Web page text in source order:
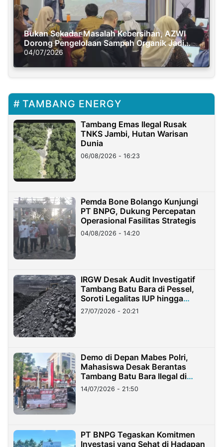
Bukan Sekadar Masalah Kebersihan, AZWI
Dorong Pengelolaan Sampah Organik Jadi
Solusi Krisis Iklim
04/07/2026
TAMBANG ENERGY
Tambang Emas Ilegal Rusak
TNKS Jambi, Hutan Warisan
Dunia
06/08/2026 - 16:23
Pemda Bone Bolango Kunjungi
PT BNPG, Dukung Percepatan
Operasional Fasilitas Strategis
04/08/2026 - 14:20
IRGW Desak Audit Investigatif
Tambang Batu Bara di Pessel,
Soroti Legalitas IUP hingga
Stockpile
27/07/2026 - 20:21
Demo di Depan Mabes Polri,
Mahasiswa Desak Berantas
Tambang Batu Bara Ilegal di
Lampung
14/07/2026 - 21:50
PT BNPG Tegaskan Komitmen
Investasi yang Sehat di Hadapan